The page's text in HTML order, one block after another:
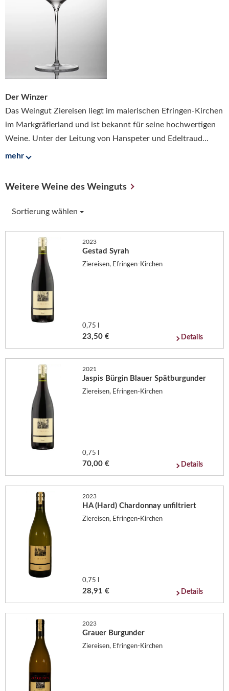
Der Winzer
Das Weingut Ziereisen liegt im malerischen Efringen-Kirchen
im Markgräflerland und ist bekannt für seine hochwertigen
Weine. Unter der Leitung von Hanspeter und Edeltraud...
mehr
Weitere Weine des Weinguts
Sortierung wählen
2023
Gestad Syrah
Ziereisen, Efringen-Kirchen
0,75 l
23,50 € Details
2021
Jaspis Bürgin Blauer Spätburgunder
Ziereisen, Efringen-Kirchen
0,75 l
70,00 € Details
2023
HA (Hard) Chardonnay unfiltriert
Ziereisen, Efringen-Kirchen
0,75 l
28,91 € Details
2023
Grauer Burgunder
Ziereisen, Efringen-Kirchen